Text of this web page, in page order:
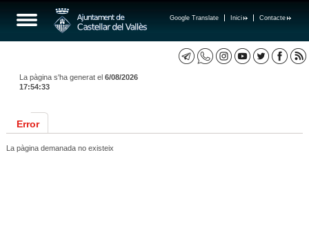
Contacte
Inici
Google Translate
La pàgina s'ha generat el 6/08/2026
17:54:33
Error
La pàgina demanada no existeix